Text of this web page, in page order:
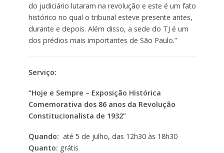
do judiciário lutaram na revolução e este é um fato
histórico no qual o tribunal esteve presente antes,
durante e depois. Além disso, a sede do TJ é um
dos prédios mais importantes de São Paulo.”
Serviço:
“Hoje e Sempre – Exposição Histórica
Comemorativa dos 86 anos da Revolução
Constitucionalista de 1932”
Quando: até 5 de julho, das 12h30 às 18h30
Quanto: grátis